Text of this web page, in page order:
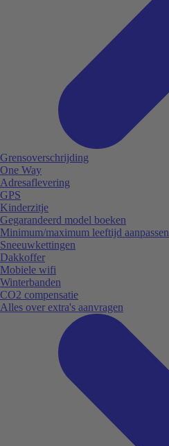
Grensoverschrijding
One Way
Adresaflevering
GPS
Kinderzitje
Gegarandeerd model boeken
Minimum/maximum leeftijd aanpassen
Sneeuwkettingen
Dakkoffer
Mobiele wifi
Winterbanden
CO2 compensatie
Alles over extra's aanvragen